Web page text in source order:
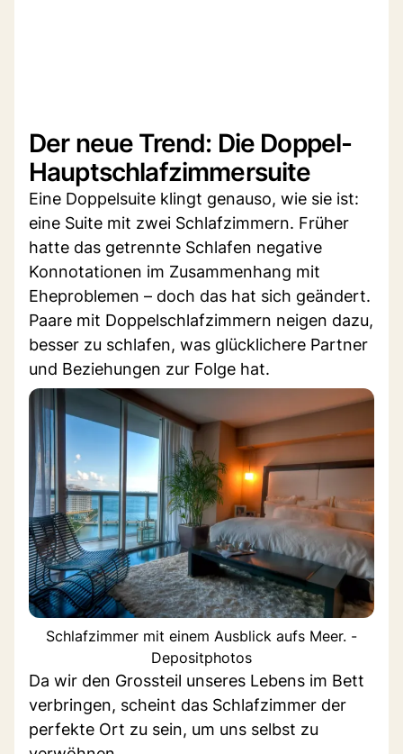
Der neue Trend: Die Doppel-
Hauptschlafzimmersuite
Eine Doppelsuite klingt genauso, wie sie ist:
eine Suite mit zwei Schlafzimmern. Früher
hatte das getrennte Schlafen negative
Konnotationen im Zusammenhang mit
Eheproblemen – doch das hat sich geändert.
Paare mit Doppelschlafzimmern neigen dazu,
besser zu schlafen, was glücklichere Partner
und Beziehungen zur Folge hat.
Schlafzimmer mit einem Ausblick aufs Meer. -
Depositphotos
Da wir den Grossteil unseres Lebens im Bett
verbringen, scheint das Schlafzimmer der
perfekte Ort zu sein, um uns selbst zu